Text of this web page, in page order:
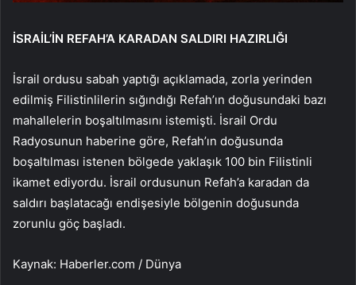
İSRAİL’İN REFAH’A KARADAN SALDIRI HAZIRLIĞI
İsrail ordusu sabah yaptığı açıklamada, zorla yerinden
edilmiş Filistinlilerin sığındığı Refah’ın doğusundaki bazı
mahallelerin boşaltılmasını istemişti. İsrail Ordu
Radyosunun haberine göre, Refah’ın doğusunda
boşaltılması istenen bölgede yaklaşık 100 bin Filistinli
ikamet ediyordu. İsrail ordusunun Refah’a karadan da
saldırı başlatacağı endişesiyle bölgenin doğusunda
zorunlu göç başladı.
Kaynak: Haberler.com / Dünya